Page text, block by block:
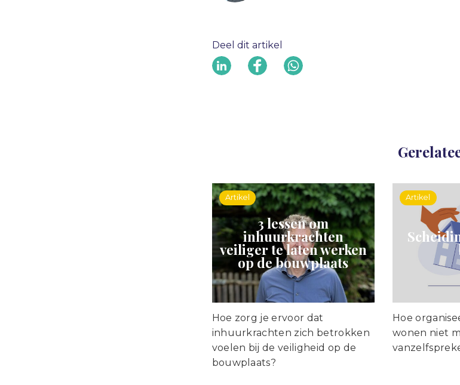
Deel dit artikel
Artikel
3 lessen om
inhuurkrachten
veiliger te laten werken
op de bouwplaats
Hoe zorg je ervoor dat
inhuurkrachten zich betrokken
voelen bij de veiligheid op de
bouwplaats?
Artikel
Hoe
wonen niet